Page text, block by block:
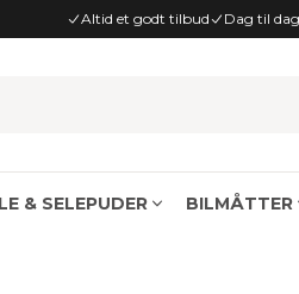
Altid et godt tilbud Dag til
& SELEPUDER BILMÅTTER